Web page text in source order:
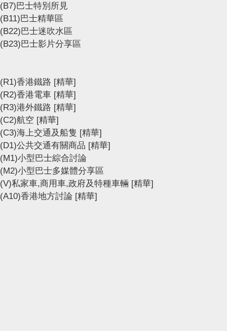
(B7)巴士特別所見
(B11)巴士精華區
(B22)巴士迷吹水區
(B23)巴士影片分享區
(R1)香港鐵路 [精華]
(R2)香港電車 [精華]
(R3)港外鐵路 [精華]
(C2)航空 [精華]
(C3)海上交通及船隻 [精華]
(D1)公共交通有關商品 [精華]
(M1)小型巴士綜合討論
(M2)小型巴士多媒體分享區
(V)私家車,商用車,政府及特種車輛 [精華]
(A10)香港地方討論 [精華]